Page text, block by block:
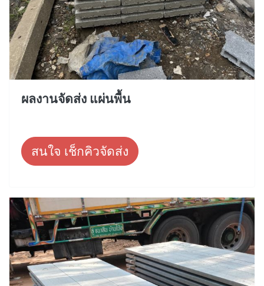
ผลงานจัดส่ง แผ่นพื้น
สนใจ เช็กคิวจัดส่ง